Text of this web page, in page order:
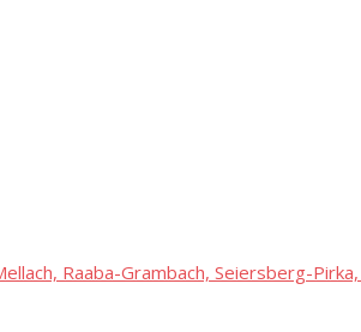
Raaba-Grambach, Seiersberg-